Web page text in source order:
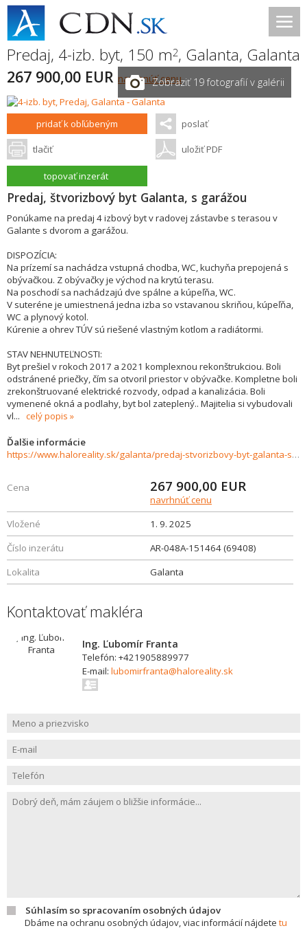
Predaj, 4-izb. byt, 150 m2, Galanta, Galanta
267 900,00 EUR navrhnúť cenuZobraziť 19 fotografií v galérii
pridať k obľúbeným poslať
tlačiť uložiť PDF
topovať inzerát
Predaj, štvorizbový byt Galanta, s garážou
Ponúkame na predaj 4 izbový byt v radovej zástavbe s terasou v
Galante s dvorom a garážou.
DISPOZÍCIA:
Na prízemí sa nachádza vstupná chodba, WC, kuchyňa prepojená s
obývačkou. Z obývačky je východ na krytú terasu.
Na poschodí sa nachádzajú dve spálne a kúpeľňa, WC.
V suteréne je umiestnená jedna izba so vstavanou skriňou, kúpeľňa,
WC a plynový kotol.
Kúrenie a ohrev TÚV sú riešené vlastným kotlom a radiátormi.
STAV NEHNUTEĽNOSTI:
Byt prešiel v rokoch 2017 a 2021 komplexnou rekonštrukciou. Boli
odstránené priečky, čím sa otvoril priestor v obývačke. Kompletne boli
zrekonštruované elektrické rozvody, odpad a kanalizácia. Boli
vymenené okná a podlahy, byt bol zateplený.. Majitelia si vybudovali
vl... celý popis
Ďalšie informácie
https://www.haloreality.sk/galanta/predaj-stvorizbovy-byt-galanta-s-garazou/69408
Cena 267 900,00 EUR
navrhnúť cenu
Vložené
1. 9. 2025
Číslo inzerátu
AR-048A-151464 (69408)
Lokalita
Galanta
Kontaktovať makléra
Ing. Ľubomír Franta
Telefón: +421905889977
E-mail: lubomirfranta@haloreality.sk
Súhlasím so spracovaním osobných údajov
Dbáme na ochranu osobných údajov, viac informácií nájdete tu